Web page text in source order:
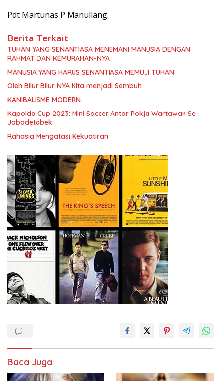
Pdt Martunas P Manullang.
Berita Terkait
TUHAN YANG SENANTIASA MENEMANI MANUSIA DENGAN
RAHMAT DAN KEMURAHAN-NYA
MANUSIA YANG HARUS SENANTIASA MEMUJI TUHAN
Oleh Bilur Bilur NYA Kita menjadi Sembuh
KANIBALISME MODERN.
Kapolda Cup 2023: Mini Soccer Antar Pokja Wartawan Se-
Jabodetabek
Rahasia Mengatasi Kekuatiran
Baca Juga